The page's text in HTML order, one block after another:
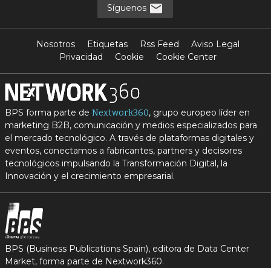
Síguenos
Nosotros Etiquetas Rss Feed
Aviso Legal
Privacidad
Cookie Cookie Center
BPS forma parte de Nextwork360, grupo europeo líder en
marketing B2B, comunicación y medios especializados para
el mercado tecnológico. A través de plataformas digitales y
eventos, conectamos a fabricantes, partners y decisores
tecnológicos impulsando la Transformación Digital, la
Innovación y el crecimiento empresarial.
BPS (Business Publications Spain), editora de Data Center
Market, forma parte de Nextwork360.